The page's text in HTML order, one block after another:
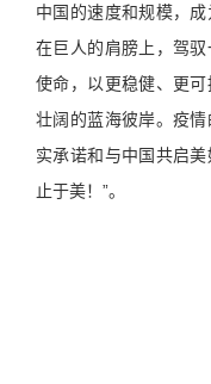
中国的速度和规模，
在巨人的肩膀上，驾
使命，以更稳健、更
壮阔的蓝海彼岸。疫
实承诺和与中国共启
止于美！”。